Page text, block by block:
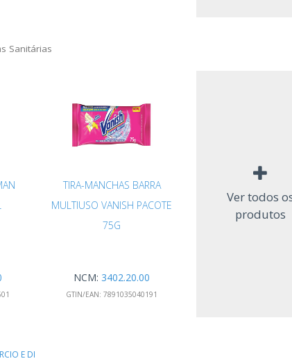
Sanitárias
TIRA-MANCHAS BARRA
MULTIUSO VANISH PACOTE
75G
NCM: 3402.20.00
GTIN/EAN: 7891035040191
Ver todos
produtos
E DI